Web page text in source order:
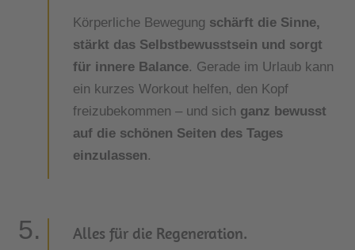
Körperliche Bewegung schärft die Sinne,
stärkt das Selbstbewusstsein und sorgt
für innere Balance. Gerade im Urlaub kann
ein kurzes Workout helfen, den Kopf
freizubekommen – und sich ganz bewusst
auf die schönen Seiten des Tages
einzulassen.
Alles für die Regeneration.